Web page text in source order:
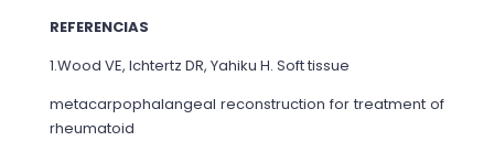
REFERENCIAS
1.Wood VE, Ichtertz DR, Yahiku H. Soft tissue
metacarpophalangeal reconstruction for treatment of
rheumatoid